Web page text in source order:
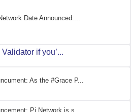
Date Announced:...
if you’...
As the #Grace P...
Pi Network is s...